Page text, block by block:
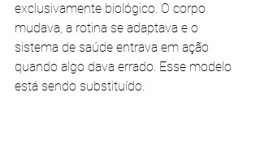
exclusivamente biológico. O corpo
mudava, a rotina se adaptava e o
sistema de saúde entrava em ação
quando algo dava errado. Esse modelo
está sendo substituído.